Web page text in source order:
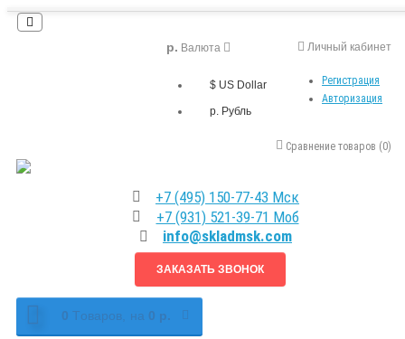
Личный кабинет
Регистрация
Авторизация
р. Валюта
$ US Dollar
р. Рубль
Сравнение товаров (0)
+7 (495) 150-77-43 Мск
+7 (931) 521-39-71 Моб
info@skladmsk.com
ЗАКАЗАТЬ ЗВОНОК
0 Tоваров, на 0 р.